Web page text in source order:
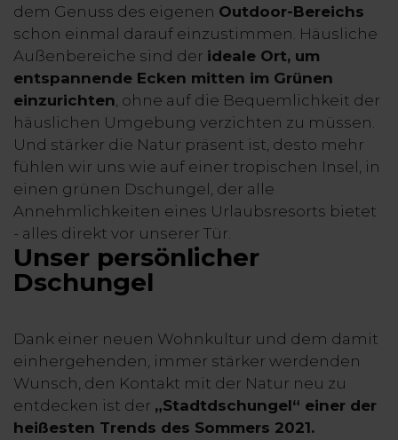
dem Genuss des eigenen Outdoor-Bereichs
schon einmal darauf einzustimmen. Häusliche
Außenbereiche sind der ideale Ort, um
entspannende Ecken mitten im Grünen
einzurichten, ohne auf die Bequemlichkeit der
häuslichen Umgebung verzichten zu müssen.
Und stärker die Natur präsent ist, desto mehr
fühlen wir uns wie auf einer tropischen Insel, in
einen grünen Dschungel, der alle
Annehmlichkeiten eines Urlaubsresorts bietet
- alles direkt vor unserer Tür.
Unser persönlicher
Dschungel
Dank einer neuen Wohnkultur und dem damit
einhergehenden, immer stärker werdenden
Wunsch, den Kontakt mit der Natur neu zu
entdecken ist der „Stadtdschungel“ einer der
heißesten Trends des Sommers 2021.